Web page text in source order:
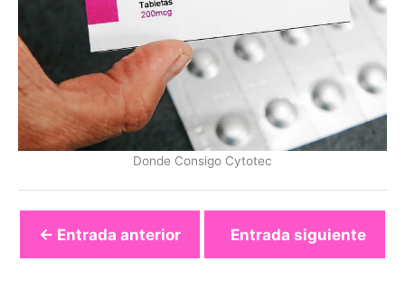
Donde Consigo Cytotec
← Entrada anterior
Entrada siguiente